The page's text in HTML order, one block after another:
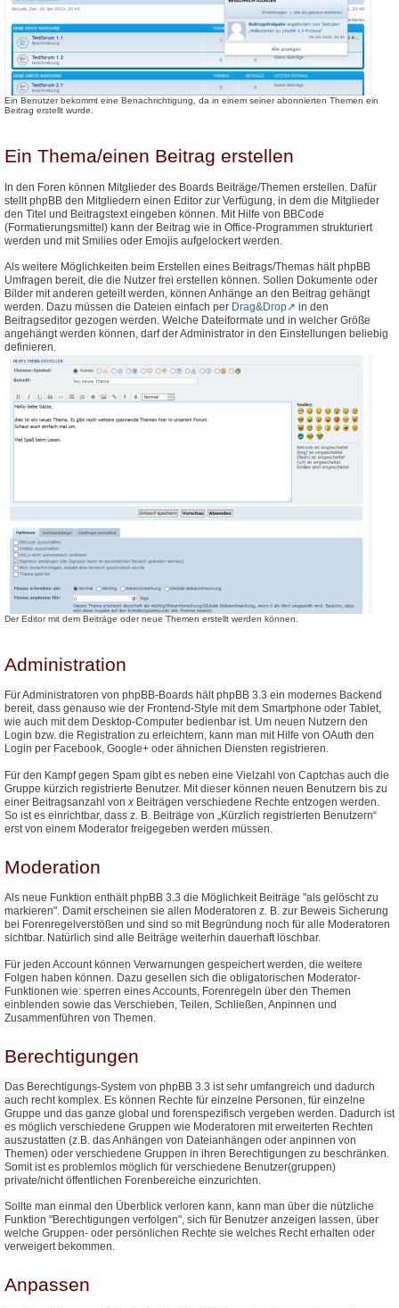
Ein Benutzer bekommt eine Benachrichtigung, da in einem seiner abonnierten Themen ein
Beitrag erstellt wurde.
Ein Thema/einen Beitrag erstellen
In den Foren können Mitglieder des Boards Beiträge/Themen erstellen. Dafür
stellt phpBB den Mitgliedern einen Editor zur Verfügung, in dem die Mitglieder
den Titel und Beitragstext eingeben können. Mit Hilfe von BBCode
(Formatierungsmittel) kann der Beitrag wie in Office-Programmen strukturiert
werden und mit Smilies oder Emojis aufgelockert werden.
Als weitere Möglichkeiten beim Erstellen eines Beitrags/Themas hält phpBB
Umfragen bereit, die die Nutzer frei erstellen können. Sollen Dokumente oder
Bilder mit anderen geteilt werden, können Anhänge an den Beitrag gehängt
werden. Dazu müssen die Dateien einfach per Drag&Drop
in den
Beitragseditor gezogen werden. Welche Dateiformate und in welcher Größe
angehängt werden können, darf der Administrator in den Einstellungen beliebig
definieren.
Der Editor mit dem Beiträge oder neue Themen erstellt werden können.
Administration
Für Administratoren von phpBB-Boards hält phpBB 3.3 ein modernes Backend
bereit, dass genauso wie der Frontend-Style mit dem Smartphone oder Tablet,
wie auch mit dem Desktop-Computer bedienbar ist. Um neuen Nutzern den
Login bzw. die Registration zu erleichtern, kann man mit Hilfe von OAuth den
Login per Facebook, Google+ oder ähnichen Diensten registrieren.
Für den Kampf gegen Spam gibt es neben eine Vielzahl von Captchas auch die
Gruppe kürzich registrierte Benutzer. Mit dieser können neuen Benutzern bis zu
einer Beitragsanzahl vonx Beiträgen verschiedene Rechte entzogen werden.
So ist es einrichtbar, dass z. B. Beiträge von „Kürzlich registrierten Benutzern“
erst von einem Moderator freigegeben werden müssen.
Moderation
Als neue Funktion enthält phpBB 3.3 die Möglichkeit Beiträge "als gelöscht zu
markieren". Damit erscheinen sie allen Moderatoren z. B. zur Beweis Sicherung
bei Forenregelverstößen und sind so mit Begründung noch für alle Moderatoren
sichtbar. Natürlich sind alle Beiträge weiterhin dauerhaft löschbar.
Für jeden Account können Verwarnungen gespeichert werden, die weitere
Folgen haben können. Dazu gesellen sich die obligatorischen Moderator-
Funktionen wie: sperren eines Accounts, Forenregeln über den Themen
einblenden sowie das Verschieben, Teilen, Schließen, Anpinnen und
Zusammenführen von Themen.
Berechtigungen
Das Berechtigungs-System von phpBB 3.3 ist sehr umfangreich und dadurch
auch recht komplex. Es können Rechte für einzelne Personen, für einzelne
Gruppe und das ganze global und forenspezifisch vergeben werden. Dadurch ist
es möglich verschiedene Gruppen wie Moderatoren mit erweiterten Rechten
auszustatten (z.B. das Anhängen von Dateianhängen oder anpinnen von
Themen) oder verschiedene Gruppen in ihren Berechtigungen zu beschränken.
Somit ist es problemlos möglich für verschiedene Benutzer(gruppen)
private/nicht öffentlichen Forenbereiche einzurichten.
Sollte man einmal den Überblick verloren kann, kann man über die nützliche
Funktion "Berechtigungen verfolgen", sich für Benutzer anzeigen lassen, über
welche Gruppen- oder persönlichen Rechte sie welches Recht erhalten oder
verweigert bekommen.
Anpassen